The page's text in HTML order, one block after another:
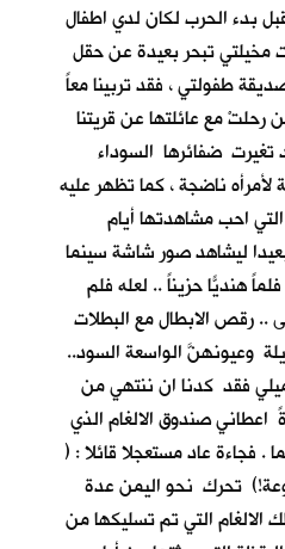
بدء الحرب لكان لدي اطفال
مخيلتي تبحر بعيدة عن حقل
طفولتي ، فقد تربينا معاً
رحلتْ مع عائلتها عن قريتنا
تغيرت ضفائرها السوداء
ناضجة ، كما تظهر عليه
التي احب مشاهدتها أيام
ليشاهد صور شاشة سينما
هنديّاً حزيناً .. لعله فلم
.. رقص الابطال مع البطلات
وعيونهنَّ الواسعة السود..
فقد كدنا ان ننتهي من
صندوق الالغام الذي
. فجاءة عاد مستعجلا قائلا : (
تحرك نحو اليمن عدة
التي تم تسليكها من